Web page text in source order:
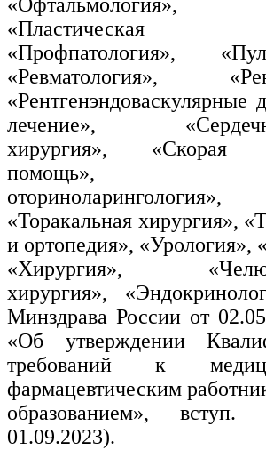
«Офтальмология»,
«Пластическая
«Профпатология»,
«Ревматология»,
«Рентгенэндоваскулярные
лечение», «Сердечно-
хирургия», «Скорая
помощь»,
«Торакальная хирургия»,
и ортопедия», «Урология»,
«Хирургия»,
хирургия»,
Минздрава России от
«Об утверждении
требований к
фармацевтическим
образованием»,
01.09.2023).